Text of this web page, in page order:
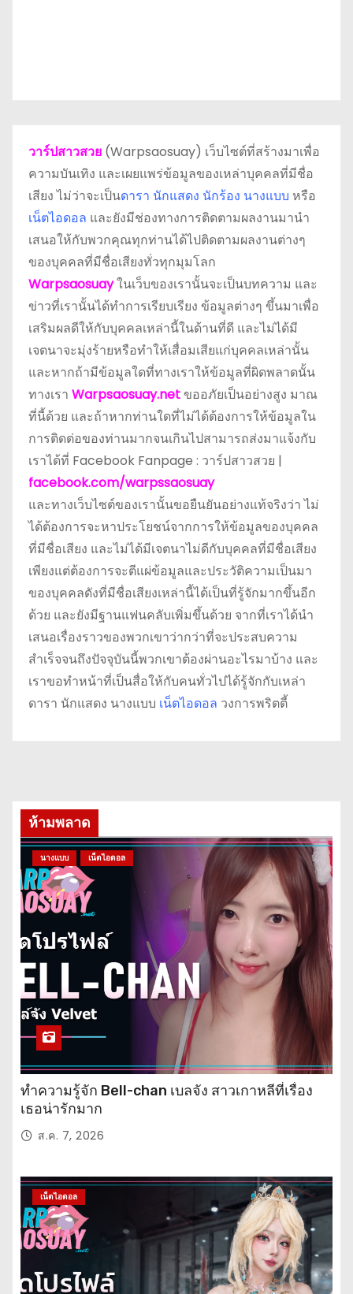
วาร์ปสาวสวย (Warpsaosuay) เว็บไซต์ที่สร้างมาเพื่อ
ความบันเทิง และเผยแพร่ข้อมูลของเหล่าบุคคลที่มีชื่อ
เสียง ไม่ว่าจะเป็นดารา นักแสดง นักร้อง นางแบบ หรือ
เน็ตไอดอล และยังมีช่องทางการติดตามผลงานมานำ
เสนอให้กับพวกคุณทุกท่านได้ไปติดตามผลงานต่างๆ
ของบุคคลที่มีชื่อเสียงทั่วทุกมุมโลก
Warpsaosuayในเว็บของเรานั้นจะเป็นบทความ และ
ข่าวที่เรานั้นได้ทำการเรียบเรียง ข้อมูลต่างๆ ขึ้นมาเพื่อ
เสริมผลดีให้กับบุคคลเหล่านี้ในด้านที่ดี และไม่ได้มี
เจตนาจะมุ่งร้ายหรือทำให้เสื่อมเสียแก่บุคคลเหล่านั้น
และหากถ้ามีข้อมูลใดที่ทางเราให้ข้อมูลที่ผิดพลาดนั้น
ทางเรา Warpsaosuay.netขออภัยเป็นอย่างสูง มาณ
ที่นี้ด้วย และถ้าหากท่านใดที่ไม่ได้ต้องการให้ข้อมูลใน
การติดต่อของท่านมากจนเกินไปสามารถส่งมาแจ้งกับ
เราได้ที่ Facebook Fanpage : วาร์ปสาวสวย |
facebook.com/warpssaosuay
และทางเว็บไซต์ของเรานั้นขอยืนยันอย่างแท้จริงว่า ไม่
ได้ต้องการจะหาประโยชน์จากการให้ข้อมูลของบุคคล
ที่มีชื่อเสียง และไม่ได้มีเจตนาไม่ดีกับบุคคลที่มีชื่อเสียง
เพียงแต่ต้องการจะตีแผ่ข้อมูลและประวัติความเป็นมา
ของบุคคลดังที่มีชื่อเสียงเหล่านี้ได้เป็นที่รู้จักมากขึ้นอีก
ด้วย และยังมีฐานแฟนคลับเพิ่มขึ้นด้วย จากที่เราได้นำ
เสนอเรื่องราวของพวกเขาว่ากว่าที่จะประสบความ
สำเร็จจนถึงปัจจุบันนี้พวกเขาต้องผ่านอะไรมาบ้าง และ
เราขอทำหน้าที่เป็นสื่อให้กับคนทั่วไปได้รู้จักกับเหล่า
ดารา นักแสดง นางแบบ เน็ตไอดอล วงการพริตตี้
ห้ามพลาด
นางแบบ เน็ตไอดอล
ทำความรู้จัก Bell-chan เบลจัง สาวเกาหลีที่เรื่อง
เธอน่ารักมาก
ส.ค. 7, 2026
เน็ตไอดอล